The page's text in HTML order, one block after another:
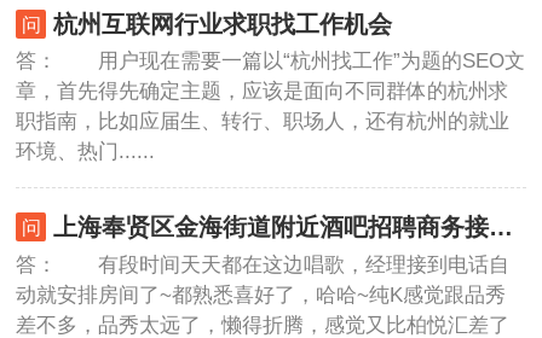
杭州互联网行业求职找工作机会
答： 用户现在需要一篇以“杭州找工作”为题的SEO文
章，首先得先确定主题，应该是面向不同群体的杭州求
职指南，比如应届生、转行、职场人，还有杭州的就业
环境、热门......
上海奉贤区金海街道附近酒吧招聘商务接待,工作好做吗？
答： 有段时间天天都在这边唱歌，经理接到电话自
动就安排房间了~都熟悉喜好了，哈哈~纯K感觉跟品秀
差不多，品秀太远了，懒得折腾，感觉又比柏悦汇差了